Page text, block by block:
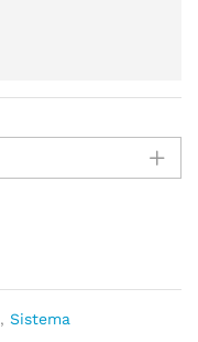
, Sistema